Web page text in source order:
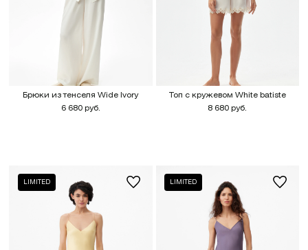
Брюки из тенселя Wide Ivory
6 680 руб.
Топ с кружевом White batiste
8 680 руб.
LIMITED LIMITED